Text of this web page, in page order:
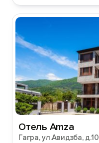
Отель Amza
Гагра, ул.Авидзба, д.10